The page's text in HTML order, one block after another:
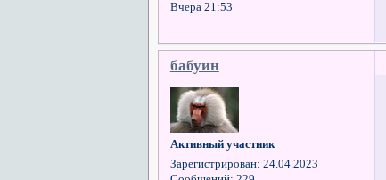
Вчера 21:53
бабуин
Активный участник
Зарегистрирован: 24.04.2023